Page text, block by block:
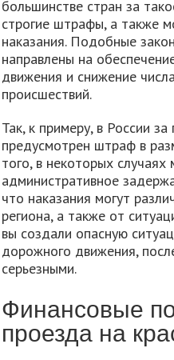
большинстве стран за
строгие штрафы, а также
наказания. Подобные
направлены на
движения и снижение
происшествий.
Так, к примеру, в России
предусмотрен штраф в
того, в некоторых
административное
что наказания могут
региона, а также от
вы создали опасную
дорожного движения,
серьезными.
Финансовые
проезда на